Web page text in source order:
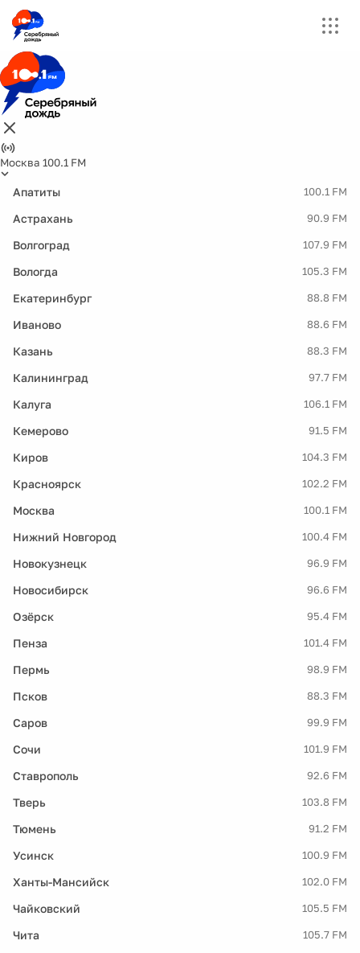
Москва 100.1 FM
Апатиты 100.1 FM
Астрахань 90.9 FM
Волгоград 107.9 FM
Вологда 105.3 FM
Екатеринбург 88.8 FM
Иваново 88.6 FM
Казань 88.3 FM
Калининград 97.7 FM
Калуга 106.1 FM
Кемерово 91.5 FM
Киров 104.3 FM
Красноярск 102.2 FM
Москва 100.1 FM
Нижний Новгород 100.4 FM
Новокузнецк 96.9 FM
Новосибирск 96.6 FM
Озёрск 95.4 FM
Пенза 101.4 FM
Пермь 98.9 FM
Псков 88.3 FM
Саров 99.9 FM
Сочи 101.9 FM
Ставрополь 92.6 FM
Тверь 103.8 FM
Тюмень 91.2 FM
Усинск 100.9 FM
Ханты-Мансийск 102.0 FM
Чайковский 105.5 FM
Чита 105.7 FM